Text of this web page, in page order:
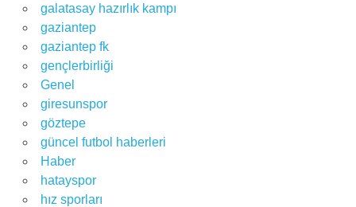
galatasay hazırlık kampı
gaziantep
gaziantep fk
gençlerbirliği
Genel
giresunspor
göztepe
güncel futbol haberleri
Haber
hatayspor
hız sporları